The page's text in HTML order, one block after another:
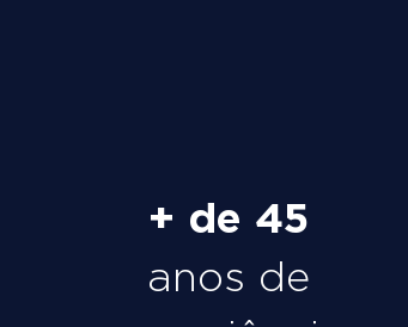
+ de 45
anos de